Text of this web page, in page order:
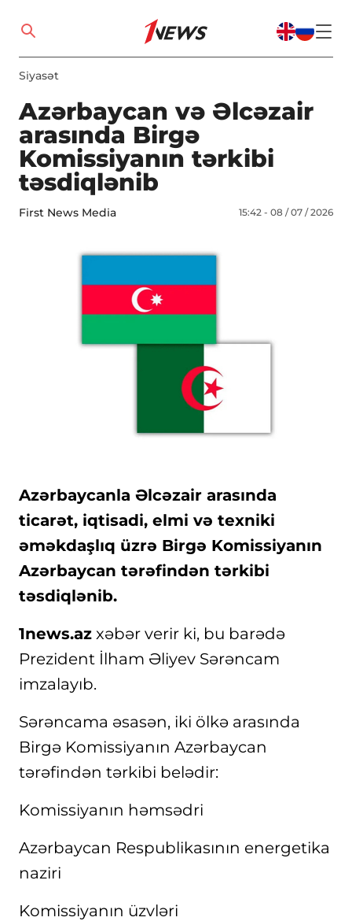
Siyasət
Azərbaycan və Əlcəzair
arasında Birgə
Komissiyanın tərkibi
təsdiqlənib
First News Media 15:42 - 08 / 07 / 2026
Azərbaycanla Əlcəzair arasında
ticarət, iqtisadi, elmi və texniki
əməkdaşlıq üzrə Birgə Komissiyanın
Azərbaycan tərəfindən tərkibi
təsdiqlənib.
1news.az xəbər verir ki, bu barədə
Prezident İlham Əliyev Sərəncam
imzalayıb.
Sərəncama əsasən, iki ölkə arasında
Birgə Komissiyanın Azərbaycan
tərəfindən tərkibi belədir:
Komissiyanın həmsədri
Azərbaycan Respublikasının energetika
naziri
Komissiyanın üzvləri